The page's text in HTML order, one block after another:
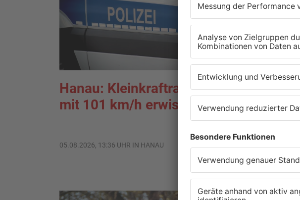
Hanau: Kleinkraftradfahrer
mit 101 km/h erwischt
05.08.2026, 13:36 UHR IN HANAU
Frau in